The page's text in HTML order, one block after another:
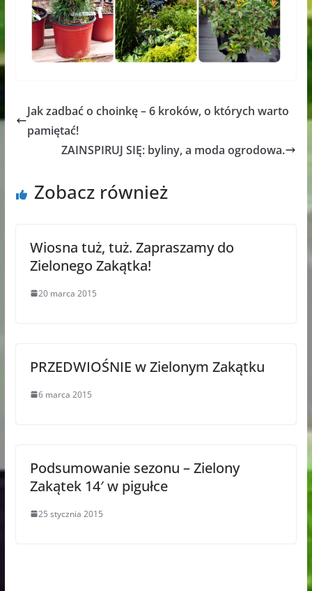
Jak zadbać o choinkę – 6 kroków, o których warto
pamiętać!
ZAINSPIRUJ SIĘ: byliny, a moda ogrodowa.
Zobacz również
Wiosna tuż, tuż. Zapraszamy do
Zielonego Zakątka!
20 marca 2015
PRZEDWIOŚNIE w Zielonym Zakątku
6 marca 2015
Podsumowanie sezonu – Zielony
Zakątek 14′ w pigułce
25 stycznia 2015